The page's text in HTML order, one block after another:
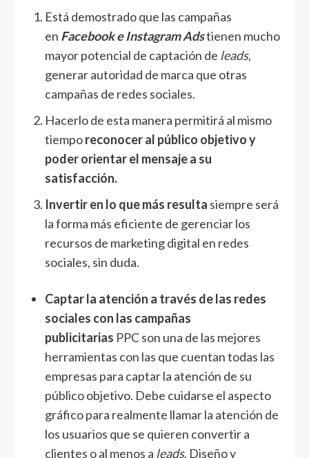
Está demostrado que las campañas
en Facebook e Instagram Adstienen mucho
mayor potencial de captación de leads,
generar autoridad de marca que otras
campañas de redes sociales.
Hacerlo de esta manera permitirá al mismo
tiemporeconocer al público objetivo y
poder orientar el mensaje a su
satisfacción.
Invertir en lo que más resulta siempre será
la forma más eficiente de gerenciar los
recursos de marketing digital en redes
sociales, sin duda.
Captar la atención a través de las redes
sociales con las campañas
publicitarias PPC son una de las mejores
herramientas con las que cuentan todas las
empresas para captar la atención de su
público objetivo. Debe cuidarse el aspecto
gráfico para realmente llamar la atención de
los usuarios que se quieren convertir a
clientes o al menos a leads. Diseño y